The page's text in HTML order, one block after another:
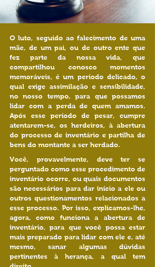
O luto, seguido ao falecimento de uma
mãe, de um pai, ou de outro ente que
fez parte da nossa vida, que
compartilhou conosco momentos
memoráveis, é um período delicado, o
qual exige assimilação e sensibilidade,
no nosso tempo, para que possamos
lidar com a perda de quem amamos.
Após esse período de pesar, cumpre
atentarem-se, os herdeiros, à abertura
do processo de inventário e partilha de
bens do montante a ser herdado.
Você, provavelmente, deve ter se
perguntado como esse procedimento de
inventário ocorre, ou quais documentos
são necessários para dar início a ele ou
outros questionamentos relacionados a
esse processo. Por isso, explicamos-lhe,
agora, como funciona a abertura de
inventário, para que você possa estar
mais preparado para lidar com ele e, até
mesmo, sanar algumas dúvidas
pertinentes à herança, a qual tem